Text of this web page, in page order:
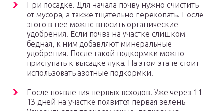
При посадке. Для начала почву нужно очистить
от мусора, а также тщательно перекопать. После
этого в нее можно вносить органические
удобрения. Если почва на участке слишком
бедная, к ним добавляют минеральные
удобрения. После такой подкормки можно
приступать к высадке лука. На этом этапе стоит
использовать азотные подкормки.
После появления первых всходов. Уже через 11-
13 дней на участке появится первая зелень.